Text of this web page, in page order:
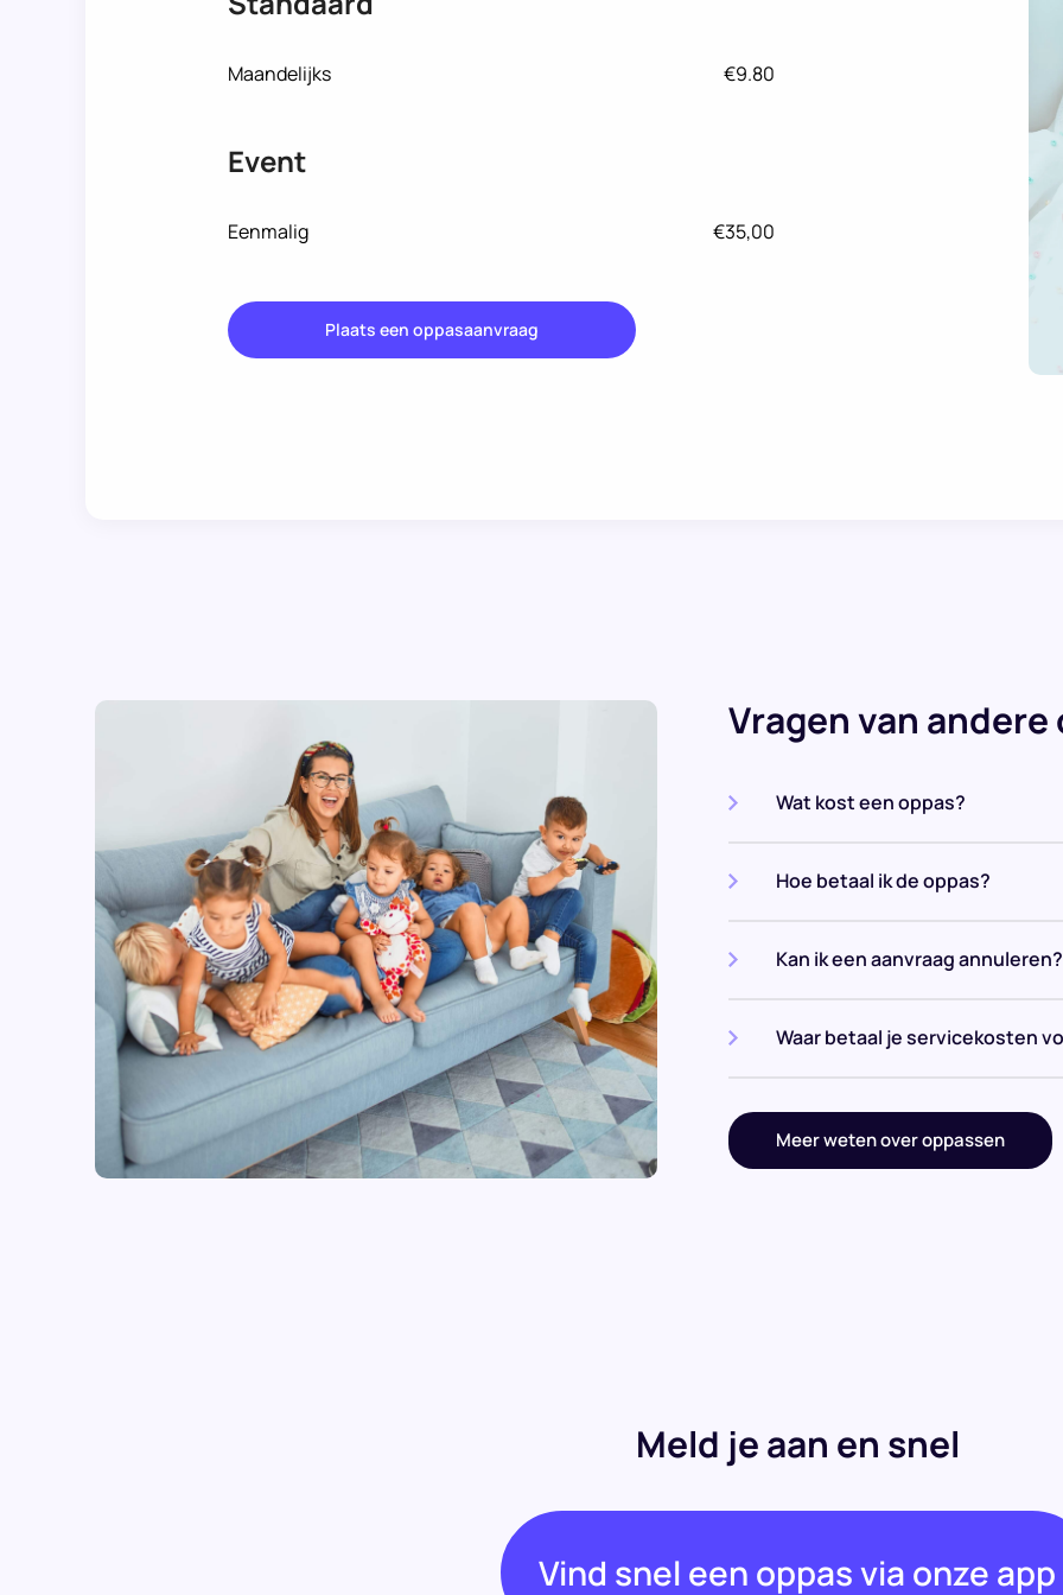
Maandelijks €9.80
Event
Eenmalig €35,00
Plaats een oppasaanvraag
Vragen van andere
Wat kost een oppas?
Hoe betaal ik de oppas?
Kan ik een aanvraag annuleren?
Waar betaal je servicekosten
Meer weten over oppassen
Meld je aan en snel
Vind snel een oppas via onze app